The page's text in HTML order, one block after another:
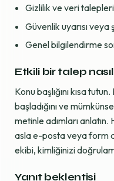
Gizlilik ve veri talepleri
Güvenlik uyarısı veya
Genel bilgilendirme
Etkili bir talep nasıl
Konu başlığını kısa
başladığını ve
metinle adımları
asla e-posta veya form
ekibi, kimliğinizi
Yanıt beklentisi